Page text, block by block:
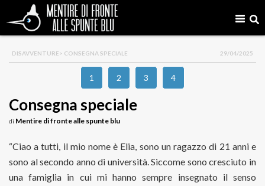
DISAVVENTURE> CONSEGNA SPECIALE 29/04/2025
1 2 3 4
Consegna speciale
di Mentire di fronte alle spunte blu
“Ciao a tutti, il mio nome è Elia, sono un ragazzo di 21 anni e
sono al secondo anno di università. Siccome sono cresciuto in
una famiglia in cui mi hanno sempre insegnato il senso